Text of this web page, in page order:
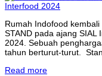
Rumah Indofood
STAND pada ajang
2024. Sebuah
tahun berturut-turut.
Read more